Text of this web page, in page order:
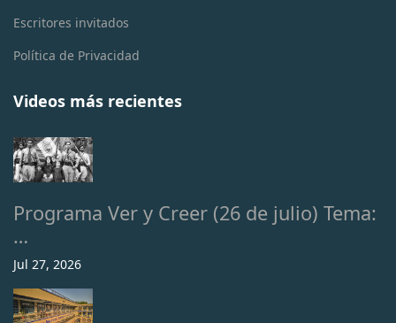
Escritores invitados
Política de Privacidad
Videos más recientes
Programa Ver y Creer (26 de julio) Tema:
…
Jul 27, 2026